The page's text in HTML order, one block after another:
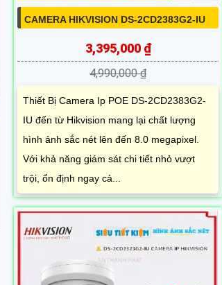
CAMERA HIKVISION DS-2CD2383G2-IU
3,395,000 ₫
4,990,000 ₫
Thiết Bị Camera Ip POE DS-2CD2383G2-
IU đến từ Hikvision mang lại chất lượng
hình ảnh sắc nét lên đến 8.0 megapixel.
Với khả năng giám sát chi tiết nhỏ vượt
trội, ổn định ngay cả...